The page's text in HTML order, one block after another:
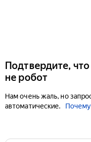
Подтвердите,
не робот
Нам очень жаль, но
автоматические.
Почему